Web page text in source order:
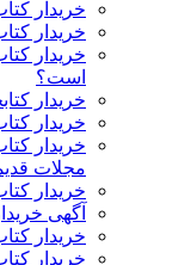
خریدار
خریدار
خریدار
است؟
خریدار
خریدار
خریدار
مجلات
خریدار
آگهی
خریدار
خریدار